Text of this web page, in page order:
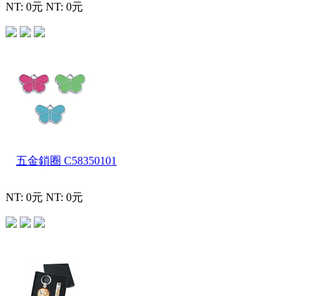
NT: 0元 NT: 0元
五金鎖圈 C58350101
NT: 0元 NT: 0元